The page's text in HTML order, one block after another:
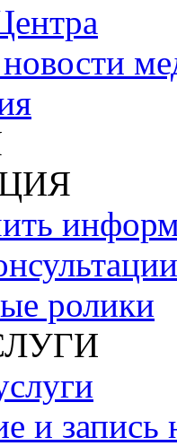
ролики
и запись